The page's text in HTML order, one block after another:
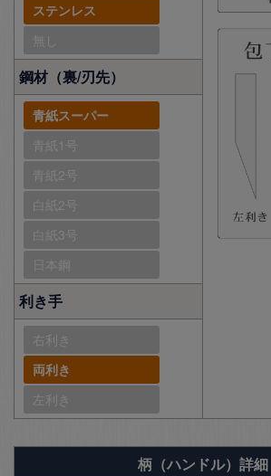
ステンレス
無し
鋼材（裏/刃先）
青紙スーパー
青紙1号
青紙2号
白紙2号
白紙3号
日本鋼
利き手
右利き
両利き
左利き
柄（ハンドル）詳細